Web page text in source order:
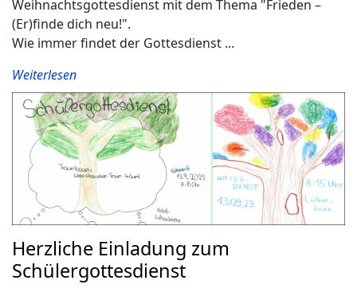
Weihnachtsgottesdienst mit dem Thema "Frieden –
(Er)finde dich neu!".
Wie immer findet der Gottesdienst ...
Weiterlesen
Herzliche Einladung zum
Schülergottesdienst